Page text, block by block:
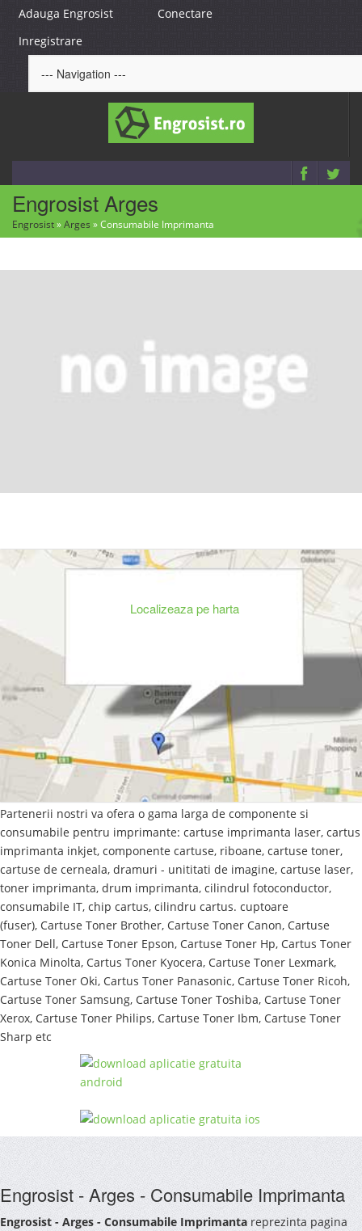
Adauga Engrosist
Conectare
Inregistrare
Engrosist Arges
Engrosist»Arges »Consumabile Imprimanta
Localizeaza pe harta
Partenerii nostri va ofera o gama larga de componente si
consumabile pentru imprimante: cartuse imprimanta laser, cartus
imprimanta inkjet, componente cartuse, riboane, cartuse toner,
cartuse de cerneala, dramuri - unititati de imagine, cartuse laser,
toner imprimanta, drum imprimanta, cilindrul fotoconductor,
consumabile IT, chip cartus, cilindru cartus. cuptoare
(fuser), Cartuse Toner Brother, Cartuse Toner Canon, Cartuse
Toner Dell, Cartuse Toner Epson, Cartuse Toner Hp, Cartus Toner
Konica Minolta, Cartus Toner Kyocera, Cartuse Toner Lexmark,
Cartuse Toner Oki, Cartus Toner Panasonic, Cartuse Toner Ricoh,
Cartuse Toner Samsung, Cartuse Toner Toshiba, Cartuse Toner
Xerox, Cartuse Toner Philips, Cartuse Toner Ibm, Cartuse Toner
Sharp etc
Engrosist - Arges - Consumabile Imprimanta
Engrosist - Arges - Consumabile Imprimantareprezinta pagina